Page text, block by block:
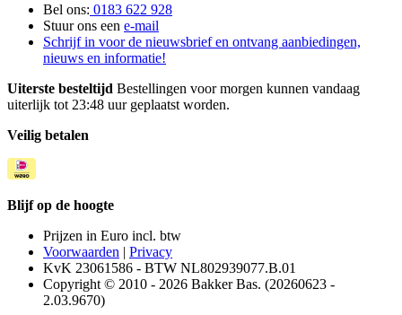
Bel ons: 0183 622 928
Stuur ons een e-mail
Schrijf in voor de nieuwsbrief en ontvang aanbiedingen,
nieuws en informatie!
Uiterste besteltijd Bestellingen voor morgen kunnen vandaag
uiterlijk tot 23:48 uur geplaatst worden.
Veilig betalen
Blijf op de hoogte
Prijzen in Euro incl. btw
Voorwaarden | Privacy
KvK 23061586 - BTW NL802939077.B.01
Copyright © 2010 - 2026 Bakker Bas. (20260623 -
2.03.9670)